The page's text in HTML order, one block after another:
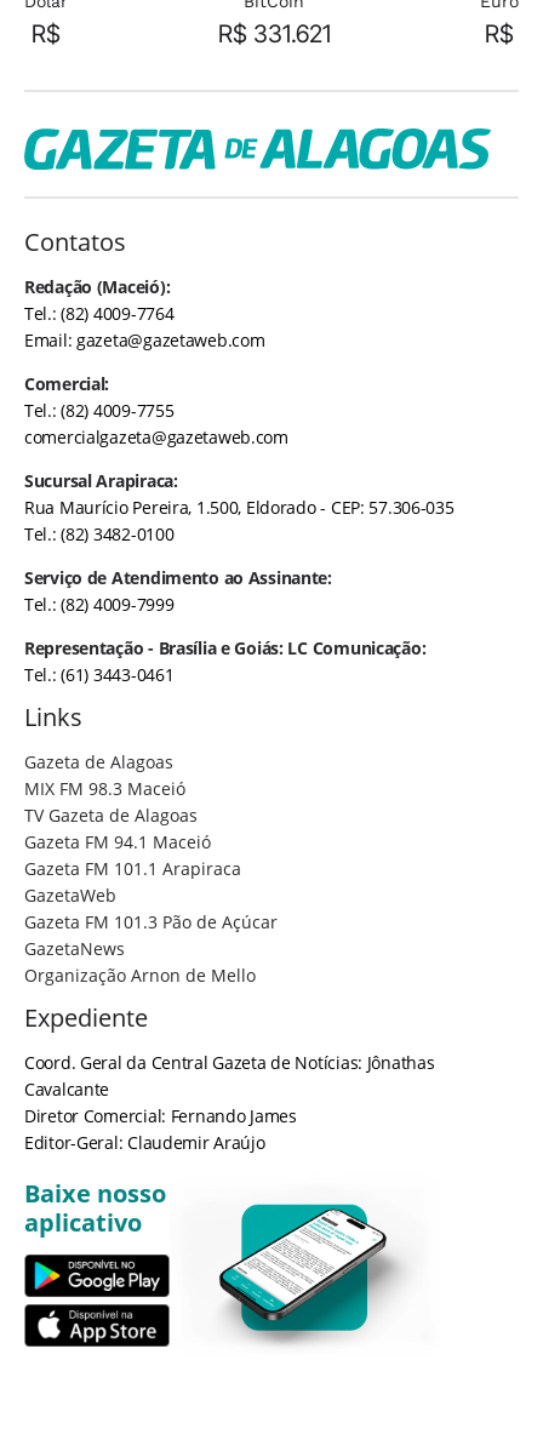
R$ R$ 331.621 R$
Contatos
Redação (Maceió):
Tel.: (82) 4009-7764
Email:gazeta@gazetaweb.com
Comercial:
Tel.: (82) 4009-7755
comercialgazeta@gazetaweb.com
Sucursal Arapiraca:
Rua Maurício Pereira, 1.500, Eldorado - CEP: 57.306-035
Tel.: (82) 3482-0100
Serviço de Atendimento ao Assinante:
Tel.: (82) 4009-7999
Representação - Brasília e Goiás: LC Comunicação:
Tel.: (61) 3443-0461
Links
Gazeta de Alagoas
MIX FM 98.3 Maceió
TV Gazeta de Alagoas
Gazeta FM 94.1 Maceió
Gazeta FM 101.1 Arapiraca
GazetaWeb
Gazeta FM 101.3 Pão de Açúcar
GazetaNews
Organização Arnon de Mello
Expediente
Coord. Geral da Central Gazeta de Notícias: Jônathas
Cavalcante
Diretor Comercial: Fernando James
Editor-Geral: Claudemir Araújo
Baixe nosso
aplicativo